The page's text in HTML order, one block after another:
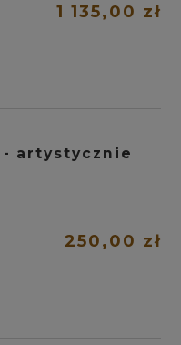
1 135,00 zł
- artystycznie
250,00 zł